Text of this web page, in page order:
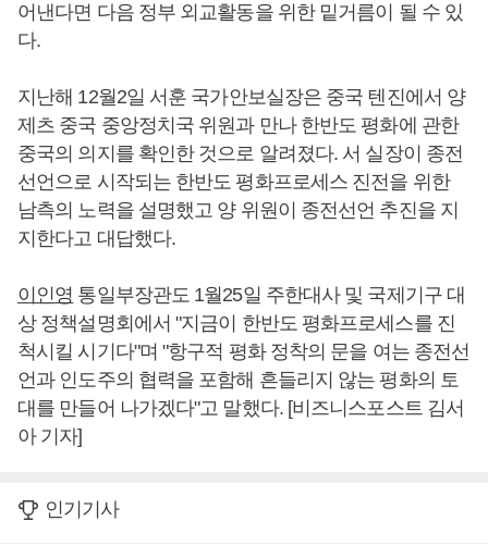
어낸다면 다음 정부 외교활동을 위한 밑거름이 될 수 있
다.
지난해 12월2일 서훈 국가안보실장은 중국 텐진에서 양
제츠 중국 중앙정치국 위원과 만나 한반도 평화에 관한
중국의 의지를 확인한 것으로 알려졌다. 서 실장이 종전
선언으로 시작되는 한반도 평화프로세스 진전을 위한
남측의 노력을 설명했고 양 위원이 종전선언 추진을 지
지한다고 대답했다.
이인영 통일부장관도 1월25일 주한대사 및 국제기구 대
상 정책설명회에서 "지금이 한반도 평화프로세스를 진
척시킬 시기다"며 "항구적 평화 정착의 문을 여는 종전선
언과 인도주의 협력을 포함해 흔들리지 않는 평화의 토
대를 만들어 나가겠다"고 말했다. [비즈니스포스트 김서
아 기자]
인기기사